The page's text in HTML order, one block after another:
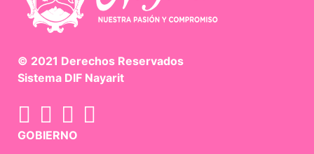
© 2021 Derechos Reservados
Sistema DIF Nayarit
GOBIERNO